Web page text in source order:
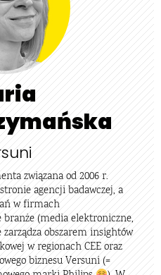
związana od 2006 r.
agencji badawczej, a
w firmach
(media elektroniczne,
zarządza obszarem insightów
w regionach CEE oraz
biznesu Versuni (=